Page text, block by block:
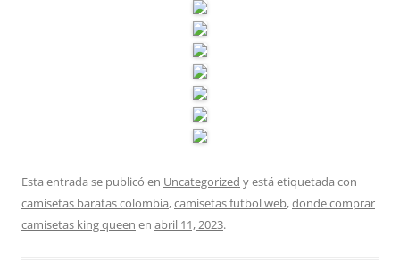
Esta entrada se publicó en Uncategorized y está etiquetada con
camisetas baratas colombia,camisetas futbol web,donde comprar
camisetas king queen en abril 11, 2023.